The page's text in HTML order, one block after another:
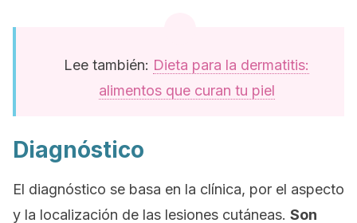
Lee también: Dieta para la dermatitis:
alimentos que curan tu piel
Diagnóstico
El diagnóstico se basa en la clínica, por el aspecto
y la localización de las lesiones cutáneas. Son